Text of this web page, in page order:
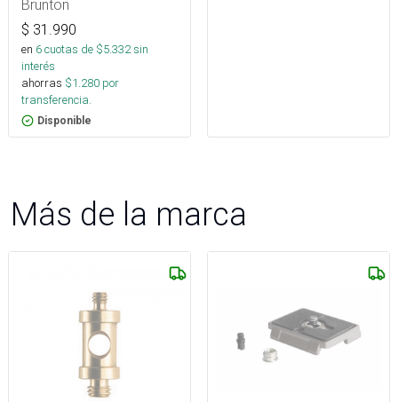
Brunton
$ 31.990
en 6cuotas de $5.332sin
interés
ahorras $1.280 por
transferencia.
Disponible
Más de la marca